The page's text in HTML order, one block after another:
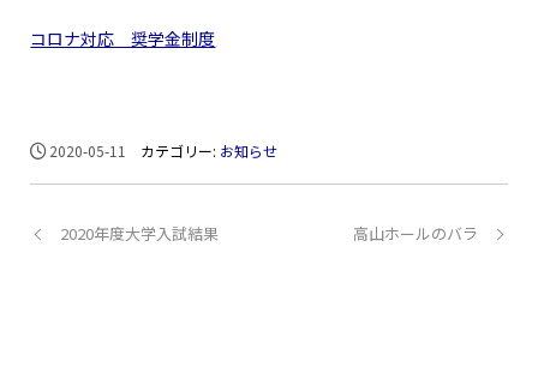
コロナ対応 奨学金制度
2020-05-11 カテゴリー: お知らせ
2020年度大学入試結果 高山ホールのバラ